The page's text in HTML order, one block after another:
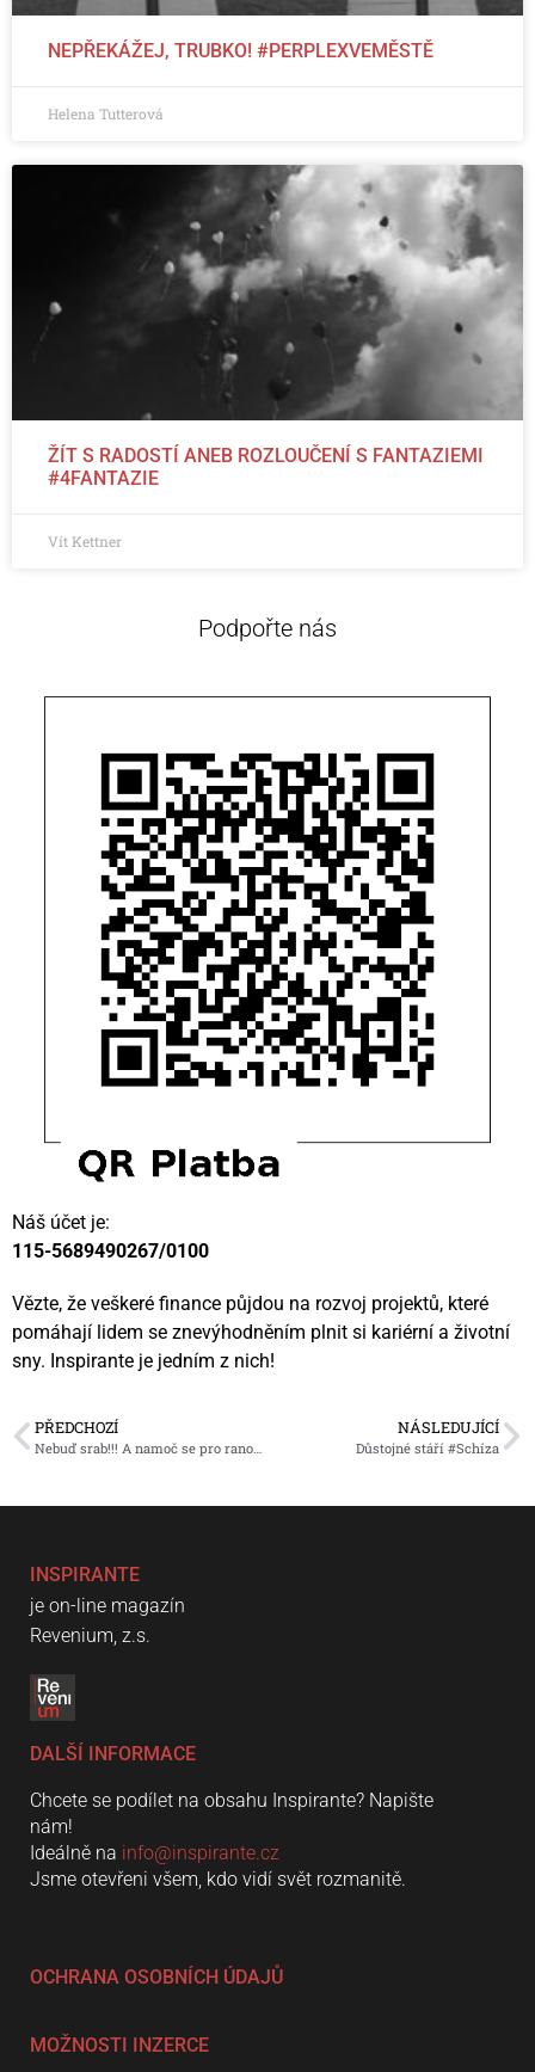
NEPŘEKÁŽEJ, TRUBKO! #PERPLEXVEMĚSTĚ
Helena Tutterová
ŽÍT S RADOSTÍ ANEB ROZLOUČENÍ S FANTAZIEMI
#4FANTAZIE
Vít Kettner
Podpořte nás
Náš účet je:
115-5689490267/0100
Vězte, že veškeré finance půjdou na rozvoj projektů, které
pomáhají lidem se znevýhodněním plnit si kariérní a životní
sny. Inspirante je jedním z nich!
PŘEDCHOZÍ
Nebuď srab!!! A namoč se pro ranou péči
NÁSLEDUJÍCÍ
Důstojné stáří #Schíza
INSPIRANTE
je on-line magazín
Revenium, z.s.
DALŠÍ INFORMACE
Chcete se podílet na obsahu Inspirante? Napište
nám!
Ideálně na info@inspirante.cz
Jsme otevřeni všem, kdo vidí svět rozmanitě.
OCHRANA OSOBNÍCH ÚDAJŮ
MOŽNOSTI INZERCE